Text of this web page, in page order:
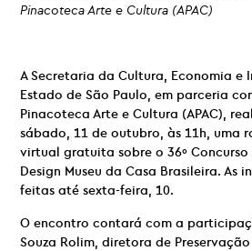
Pinacoteca Arte e Cultura (APAC)
A Secretaria da Cultura, Economia e
Estado de São Paulo, em parceria
Pinacoteca Arte e Cultura (APAC),
sábado, 11 de outubro, às 11h, uma
virtual gratuita sobre o 36º
Design Museu da Casa Brasileira. As
feitas até sexta-feira, 10.
O encontro contará com a
Souza Rolim, diretora de